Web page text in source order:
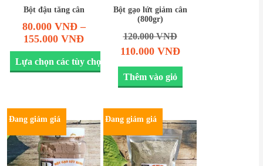
Bột đậu tăng cân
80.000 VNĐ–
155.000 VNĐ
Lựa chọn các tùy chọn
Bột gạo lứt giảm cân
(800gr)
120.000VNĐ
110.000 VNĐ
Thêm vào giỏ
Đang giảm giá Đang giảm giá